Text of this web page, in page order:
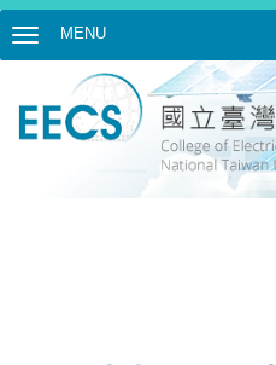
MENU